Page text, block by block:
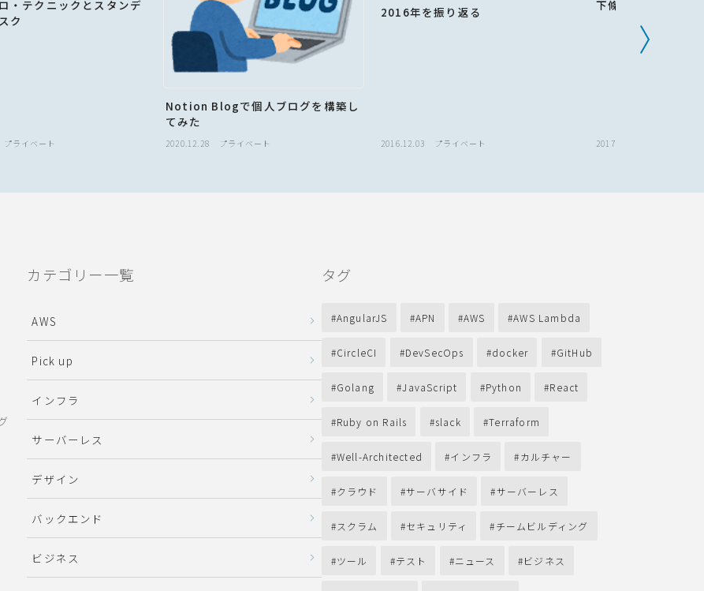
・テクニックとスタンデ
ク
プライベート
Notion Blogで個人ブログを構築し
てみた
2020.12.28 プライベート
2016年を振り返る
2016.12.03 プライベート
下條の2017年の個
2017.01.13
カテゴリー一覧
AWS
Pick up
インフラ
サーバーレス
デザイン
バックエンド
ビジネス
タグ
AngularJS APN AWS AWS Lambda
CircleCI DevSecOps docker GitHub
Golang JavaScript Python React
Ruby on Rails slack Terraform
Well-Architected インフラ カルチャー
クラウド サーバサイド サーバーレス
スクラム セキュリティ チームビルディング
ツール テスト ニュース ビジネス